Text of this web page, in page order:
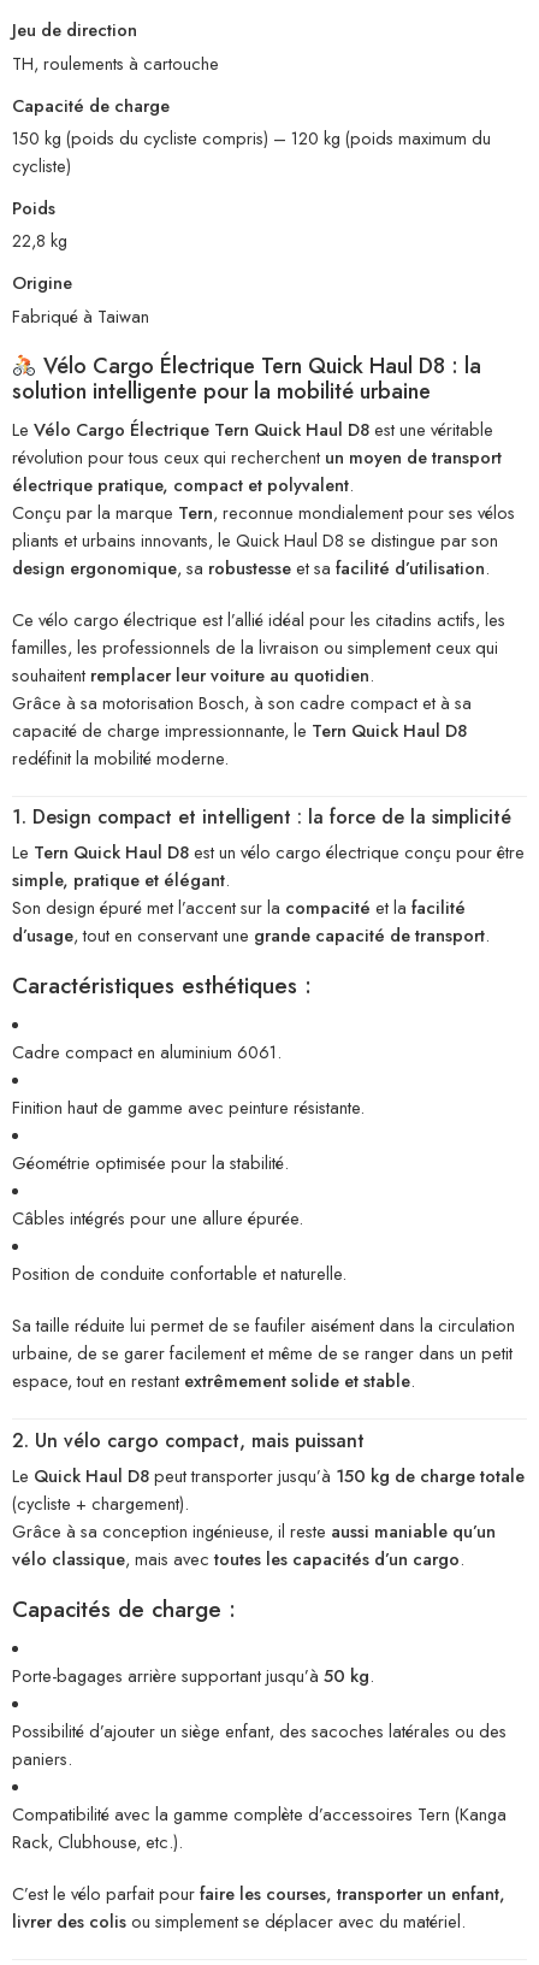
Jeu de direction
TH, roulements à cartouche
Capacité de charge
150 kg (poids du cycliste compris) – 120 kg (poids maximum du
cycliste)
Poids
22,8 kg
Origine
Fabriqué à Taiwan
Vélo Cargo Électrique Tern Quick Haul D8 : la
solution intelligente pour la mobilité urbaine
Le Vélo Cargo Électrique Tern Quick Haul D8est une véritable
révolution pour tous ceux qui recherchent un moyen de transport
électrique pratique, compact et polyvalent.
Conçu par la marque Tern, reconnue mondialement pour ses vélos
pliants et urbains innovants, le Quick Haul D8 se distingue par son
design ergonomique, sa robustesseet sa facilité d’utilisation.
Ce vélo cargo électrique est l’allié idéal pour les citadins actifs, les
familles, les professionnels de la livraison ou simplement ceux qui
souhaitent remplacer leur voiture au quotidien.
Grâce à sa motorisation Bosch, à son cadre compact et à sa
capacité de charge impressionnante, le Tern Quick Haul D8
redéfinit la mobilité moderne.
1. Design compact et intelligent : la force de la simplicité
Le Tern Quick Haul D8est un vélo cargo électrique conçu pour être
simple, pratique et élégant.
Son design épuré met l’accent sur la compacité et la facilité
d’usage, tout en conservant une grande capacité de transport.
Caractéristiques esthétiques :
Cadre compact en aluminium 6061.
Finition haut de gamme avec peinture résistante.
Géométrie optimisée pour la stabilité.
Câbles intégrés pour une allure épurée.
Position de conduite confortable et naturelle.
Sa taille réduite lui permet de se faufiler aisément dans la circulation
urbaine, de se garer facilement et même de se ranger dans un petit
espace, tout en restant extrêmement solide et stable.
2. Un vélo cargo compact, mais puissant
Le Quick Haul D8peut transporter jusqu’à 150 kg de charge totale
(cycliste + chargement).
Grâce à sa conception ingénieuse, il reste aussi maniable qu’un
vélo classique, mais avec toutes les capacités d’un cargo.
Capacités de charge :
Porte-bagages arrière supportant jusqu’à 50 kg.
Possibilité d’ajouter un siège enfant, des sacoches latérales ou des
paniers.
Compatibilité avec la gamme complète d’accessoires Tern (Kanga
Rack, Clubhouse, etc.).
C’est le vélo parfait pourfaire les courses, transporter un enfant,
livrer des colisou simplement se déplacer avec du matériel.